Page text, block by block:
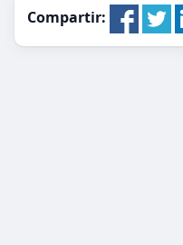
Compartir: